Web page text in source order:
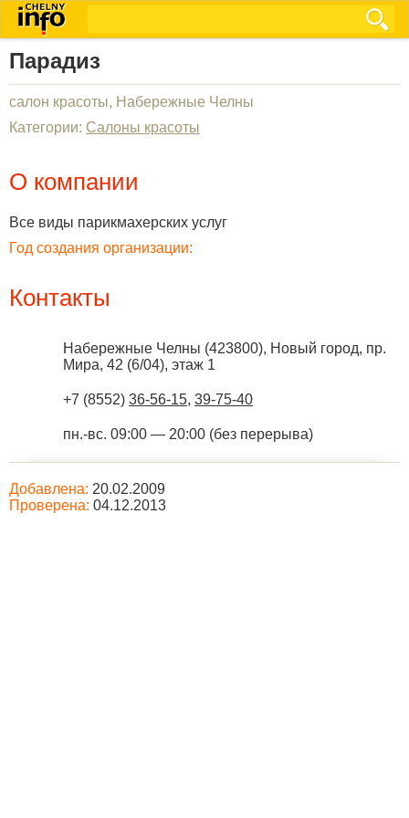
Парадиз
салон красоты, Набережные Челны
Категории: Салоны красоты
О компании
Все виды парикмахерских услуг
Год создания организации:
Контакты
Набережные Челны (423800), Новый город, пр.
Мира, 42 (6/04), этаж 1
+7 (8552) 36-56-15, 39-75-40
пн.-вс. 09:00 — 20:00 (без перерыва)
Добавлена: 20.02.2009
Проверена: 04.12.2013